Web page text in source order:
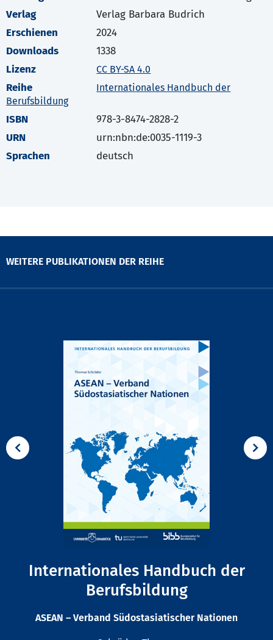
Verlag
Verlag Barbara Budrich
Erschienen
2024
Downloads
1338
Lizenz
CC BY-SA 4.0
Reihe
Internationales Handbuch der
Berufsbildung
ISBN
978-3-8474-2828-2
URN
urn:nbn:de:0035-1119-3
Sprachen
deutsch
WEITERE PUBLIKATIONEN DER REIHE
Internationales Handbuch der
Berufsbildung
ASEAN – Verband Südostasiatischer Nationen